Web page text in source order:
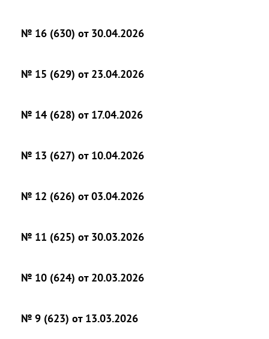
№ 16 (630) от 30.04.2026
№ 15 (629) от 23.04.2026
№ 14 (628) от 17.04.2026
№ 13 (627) от 10.04.2026
№ 12 (626) от 03.04.2026
№ 11 (625) от 30.03.2026
№ 10 (624) от 20.03.2026
№ 9 (623) от 13.03.2026